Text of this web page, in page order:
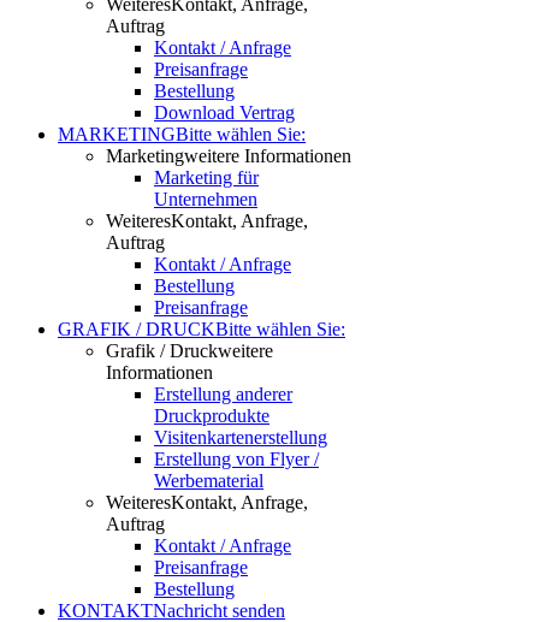
WeiteresKontakt, Anfrage,
Auftrag
Kontakt / Anfrage
Preisanfrage
Bestellung
Download Vertrag
MARKETINGBitte wählen Sie:
Marketingweitere Informationen
Marketing für
Unternehmen
WeiteresKontakt, Anfrage,
Auftrag
Kontakt / Anfrage
Bestellung
Preisanfrage
GRAFIK / DRUCKBitte wählen Sie:
Grafik / Druckweitere
Informationen
Erstellung anderer
Druckprodukte
Visitenkartenerstellung
Erstellung von Flyer /
Werbematerial
WeiteresKontakt, Anfrage,
Auftrag
Kontakt / Anfrage
Preisanfrage
Bestellung
KONTAKTNachricht senden